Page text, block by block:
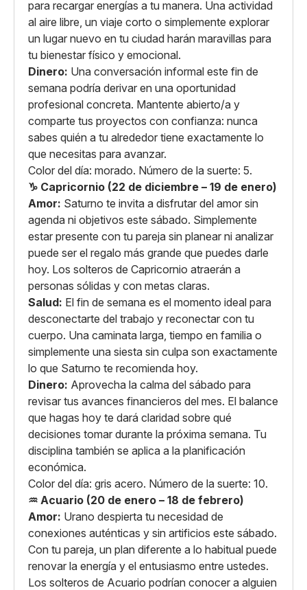
para recargar energías a tu manera. Una actividad
al aire libre, un viaje corto o simplemente explorar
un lugar nuevo en tu ciudad harán maravillas para
tu bienestar físico y emocional.
Dinero: Una conversación informal este fin de
semana podría derivar en una oportunidad
profesional concreta. Mantente abierto/a y
comparte tus proyectos con confianza: nunca
sabes quién a tu alrededor tiene exactamente lo
que necesitas para avanzar.
Color del día: morado. Número de la suerte: 5.
♑ Capricornio (22 de diciembre – 19 de enero)
Amor: Saturno te invita a disfrutar del amor sin
agenda ni objetivos este sábado. Simplemente
estar presente con tu pareja sin planear ni analizar
puede ser el regalo más grande que puedes darle
hoy. Los solteros de Capricornio atraerán a
personas sólidas y con metas claras.
Salud: El fin de semana es el momento ideal para
desconectarte del trabajo y reconectar con tu
cuerpo. Una caminata larga, tiempo en familia o
simplemente una siesta sin culpa son exactamente
lo que Saturno te recomienda hoy.
Dinero: Aprovecha la calma del sábado para
revisar tus avances financieros del mes. El balance
que hagas hoy te dará claridad sobre qué
decisiones tomar durante la próxima semana. Tu
disciplina también se aplica a la planificación
económica.
Color del día: gris acero. Número de la suerte: 10.
♒ Acuario (20 de enero – 18 de febrero)
Amor: Urano despierta tu necesidad de
conexiones auténticas y sin artificios este sábado.
Con tu pareja, un plan diferente a lo habitual puede
renovar la energía y el entusiasmo entre ustedes.
Los solteros de Acuario podrían conocer a alguien